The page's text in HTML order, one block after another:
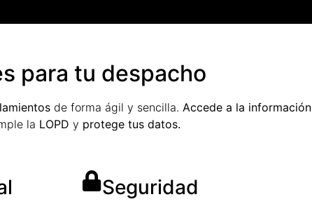
para tu despacho
de forma ágil y sencilla. Accede a la información
la LOPD y protege tus datos.
Seguridad